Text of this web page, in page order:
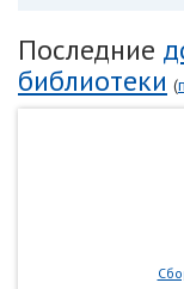
Последние
библиотеки (